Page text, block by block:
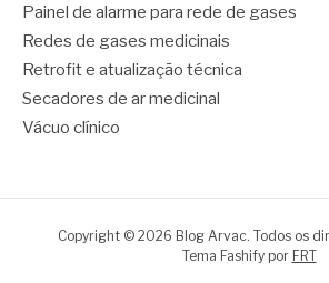
Painel de alarme para rede de gases
Redes de gases medicinais
Retrofit e atualização técnica
Secadores de ar medicinal
Vácuo clínico
Copyright © 2026 Blog Arvac. Todos os
Tema Fashify por FRT